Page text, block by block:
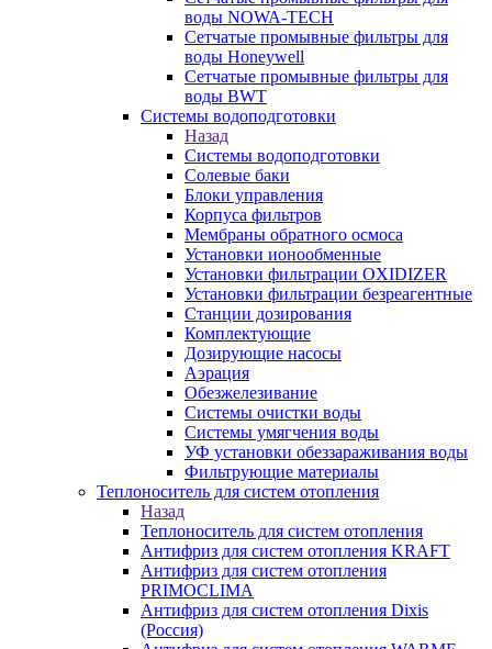
воды NOWA-TECH
Сетчатые промывные фильтры для
воды Honeywell
Сетчатые промывные фильтры для
воды BWT
Системы водоподготовки
Назад
Системы водоподготовки
Солевые баки
Блоки управления
Корпуса фильтров
Мембраны обратного осмоса
Установки ионообменные
Установки фильтрации OXIDIZER
Установки фильтрации безреагентные
Станции дозирования
Комплектующие
Дозирующие насосы
Аэрация
Обезжелезивание
Системы очистки воды
Системы умягчения воды
УФ установки обеззараживания воды
Фильтрующие материалы
Теплоноситель для систем отопления
Назад
Теплоноситель для систем отопления
Антифриз для систем отопления KRAFT
Антифриз для систем отопления
PRIMOCLIMA
Антифриз для систем отопления Dixis
(Россия)